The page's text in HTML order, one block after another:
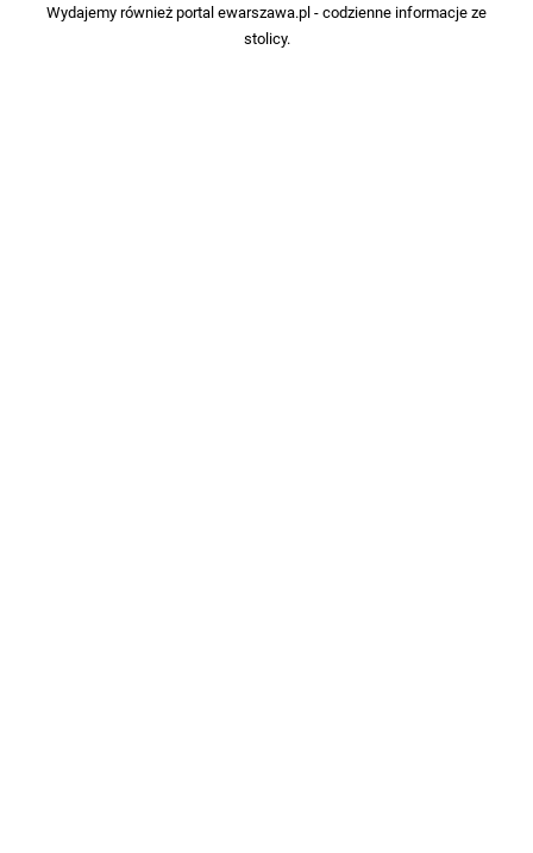
Wydajemy również portalewarszawa.pl- codzienne informacje ze
stolicy.